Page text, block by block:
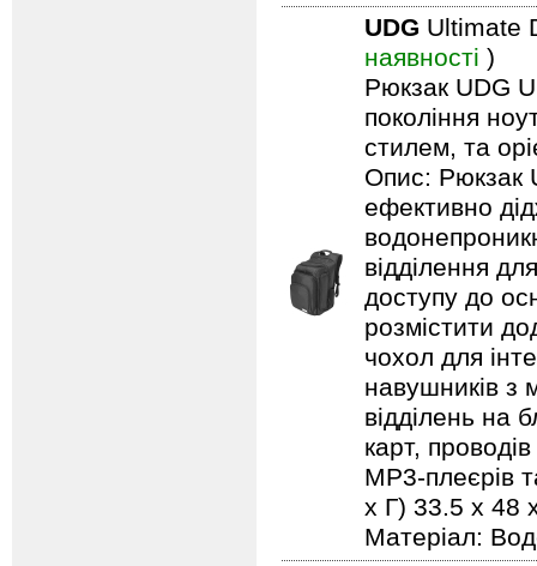
UDG Ultimate
наявності )
Рюкзак UDG
покоління
стилем, та
Опис: Рюкзак
ефективно
відділення
доступу до
розмістити
чохол для
навушників з
відділень на
карт,
MP3-плеєрів
х Г) 33.5 x 48
Матеріал: